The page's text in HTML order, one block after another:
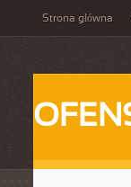
Strona główna